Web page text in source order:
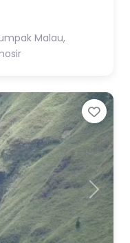
Malau,
Next